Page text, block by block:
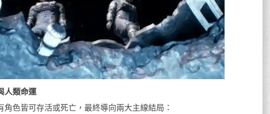
人類命運
角色皆可存活或死亡，最終導向兩大主線結局：